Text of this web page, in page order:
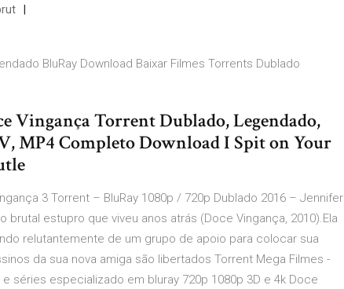
BluRay Download Baixar Filmes Torrents Dublado
Vingança Torrent Dublado, Legendado,
MP4 Completo Download I Spit on Your
3 Torrent – BluRay 1080p / 720p Dublado 2016 – Jennifer
brutal estupro que viveu anos atrás (Doce Vingança, 2010).Ela
relutantemente de um grupo de apoio para colocar sua
da sua nova amiga são libertados Torrent Mega Filmes -
séries especializado em bluray 720p 1080p 3D e 4k Doce